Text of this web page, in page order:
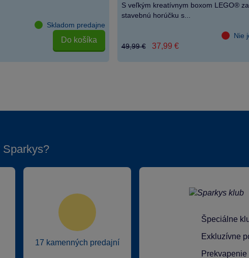
Skladom predajne
Do košíka
S veľkým kreatívnym boxom LEGO®
stavebnú horúčku s...
Nie
49,99 €
37,99 €
17 kamenných predajní
Špeciálne
Exkluzívne
Prekvapenie